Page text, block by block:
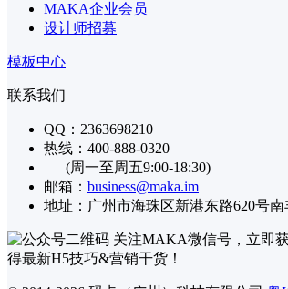
MAKA企业会员
设计师招募
模板中心
联系我们
QQ：2363698210
热线：400-888-0320
(周一至周五9:00-18:30)
邮箱： business@maka.im
地址：广州市海珠区新港东路620号
关注MAKA微信号，立即
得最新H5技巧&营销干货！